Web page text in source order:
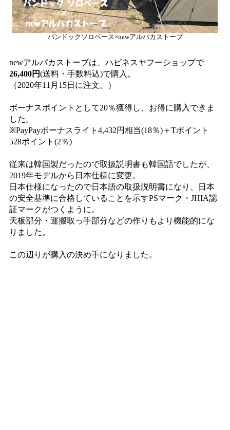
バンドックソロベース×newアルパカストーブ
newアルパカストーブは、ハピネスヤフーショップで
26,400円(送料・手数料込)で購入。
（2020年11月15日に注文。）
ボーナスポイントとして20％獲得し、お得に購入できま
した。
※PayPayボーナスライト4,432円相当(18％)＋Tポイント
528ポイント(2％)
従来は韓国製だったので取扱説明書も韓国語でしたが、
2019年モデルから日本仕様に変更。
日本仕様になったので日本語の取扱説明書になり、日本
の安全基準に合格していることを示すPSマーク・JHIA認
証マークがつくように。
天板部分・運搬取っ手部分などの作りもより機能的にな
りました。
この辺りが購入の決め手になりました。